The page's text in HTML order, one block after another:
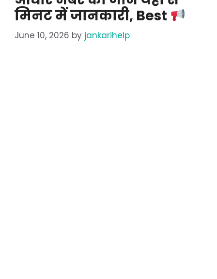
मिनट में जानकारी, Best
June 10, 2026 by jankarihelp